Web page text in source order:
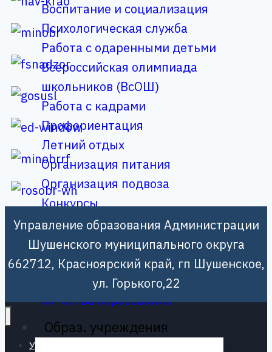
Воспитание и социализация
Психологическая служба
Работа с одаренными детьми
Всероссийская олимпиада
школьников (ВсОШ)
Работа с кадрами
Профориентация
Летний отдых
Организация питания
Организация подвоза
Конкурсы
Книгообеспечение
Августовская педагогическая
конференция
Независимая оценка
качества образования
Образ. учреждения
Управление образования Администрации
Шушенского муниципального округа
662712, Красноярский край, гп Шушенское,
ул. Горького,22
УПРАВЛЕНИЕ